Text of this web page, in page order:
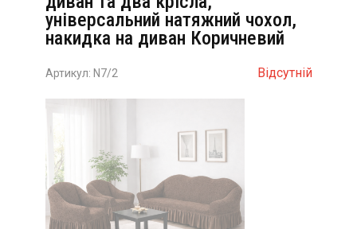
універсальний натяжний чохол,
накидка на диван Коричневий
Артикул: N7/2 Відсутній